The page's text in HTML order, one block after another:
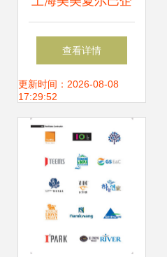
业管理咨询 专业赋
能，助力企业卓越
查看详情
更新时间：2026-08-08
17:29:52